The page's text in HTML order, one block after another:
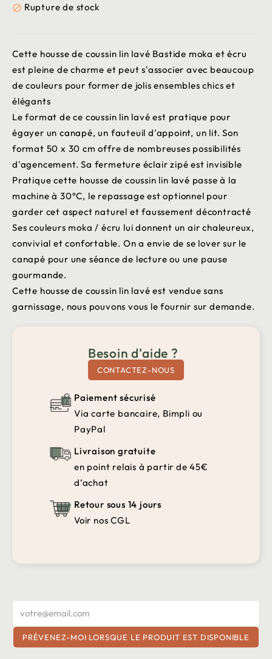
 Rupture de stock
Cette housse de coussin lin lavé Bastide moka et écru
est pleine de charme et peut s'associer avec beaucoup
de couleurs pour former de jolis ensembles chics et
élégants
Le format de ce coussin lin lavé est pratique pour
égayer un canapé, un fauteuil d'appoint, un lit. Son
format 50 x 30 cm offre de nombreuses possibilités
d'agencement. Sa fermeture éclair zipé est invisible
Pratique cette housse de coussin lin lavé passe à la
machine à 30°C, le repassage est optionnel pour
garder cet aspect naturel et faussement décontracté
Ses couleurs moka / écru lui donnent un air chaleureux,
convivial et confortable. On a envie de se lover sur le
canapé pour une séance de lecture ou une pause
gourmande.
Cette housse de coussin lin lavé est vendue sans
garnissage, nous pouvons vous le fournir sur demande.
Besoin d'aide ?
CONTACTEZ-NOUS
Paiement sécurisé
Via carte bancaire, Bimpli ou
PayPal
Livraison gratuite
en point relais à partir de 45€
d’achat
Retour sous 14 jours
Voir nos CGL
PRÉVENEZ-MOI LORSQUE LE PRODUIT EST DISPONIBLE